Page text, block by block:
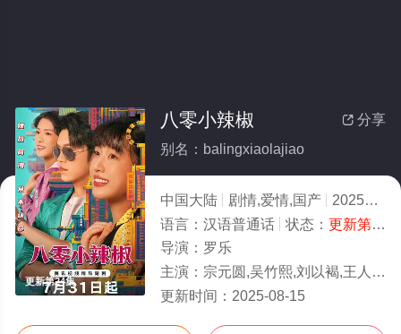
更新第24集
 分享
八零小辣椒
别名：balingxiaolajiao
中国大陆 剧情,爱情,国产 2025
5.0
语言： 汉语普通话 状态： 更新第24集
导演： 罗乐
主演： 宗元圆,吴竹熙,刘以褐,王人可,习芸熙,赵婉鹭山,安建霖,姜钰佳
更新时间： 2025-08-15